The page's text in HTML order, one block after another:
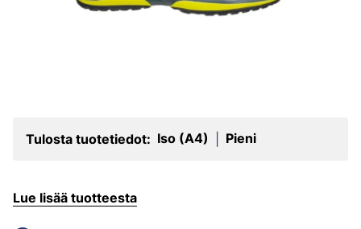
Tulosta tuotetiedot: Iso (A4) Pieni
Lue lisää tuotteesta